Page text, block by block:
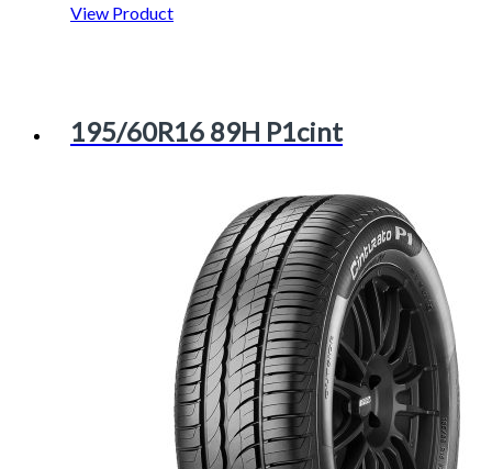
View Product
195/60R16 89H P1cint